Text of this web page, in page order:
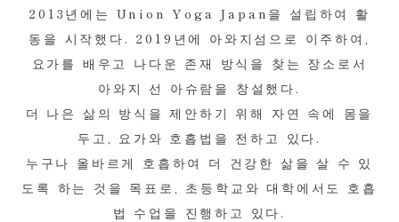
2013년에는 Union Yoga Japan을 설립하여 활
동을 시작했다. 2019년에 아와지섬으로 이주하여,
요가를 배우고 나다운 존재 방식을 찾는 장소로서
아와지 선 아슈람을 창설했다.
더 나은 삶의 방식을 제안하기 위해 자연 속에 몸을
두고, 요가와 호흡법을 전하고 있다.
누구나 올바르게 호흡하여 더 건강한 삶을 살 수 있
도록 하는 것을 목표로, 초등학교와 대학에서도 호흡
법 수업을 진행하고 있다.